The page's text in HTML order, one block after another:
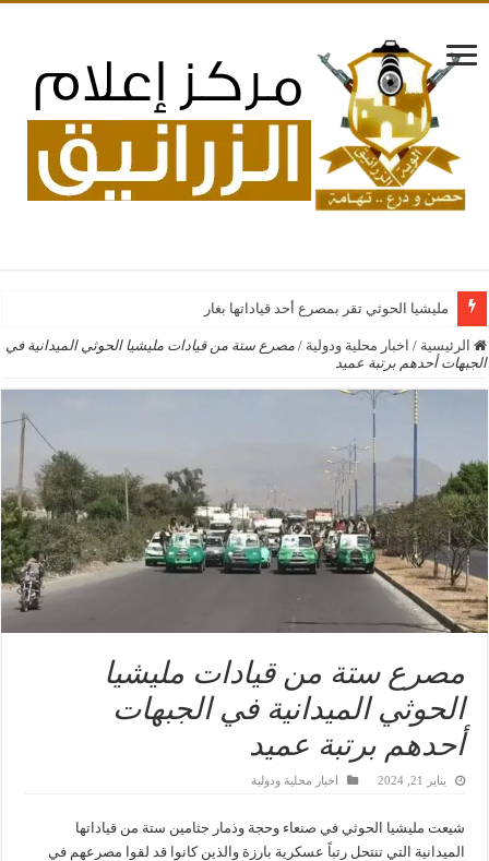
مليشيا الحوثي تقر بمصرع أحد قياداتها بغارات جوية سعود
الرئيسية / اخبار محلية ودولية / مصرع ستة من قيادات مليشيا الحوثي الميدانية في
الجبهات أحدهم برتبة عميد
مصرع ستة من قيادات مليشيا
الحوثي الميدانية في الجبهات
أحدهم برتبة عميد
يناير 21, 2024 اخبار محلية ودولية
شيعت مليشيا الحوثي في صنعاء وحجة وذمار جثامين ستة من قياداتها
الميدانية التي تنتحل رتباً عسكرية بارزة والذين كانوا قد لقوا مصرعهم في